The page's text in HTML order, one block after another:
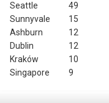
Seattle
49
Sunnyvale
15
Ashburn
12
Dublin
12
Kraków
10
Singapore
9